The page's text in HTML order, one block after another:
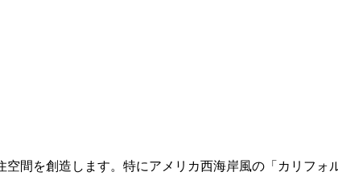
間を創造します。特にアメリカ西海岸風の「カリフ